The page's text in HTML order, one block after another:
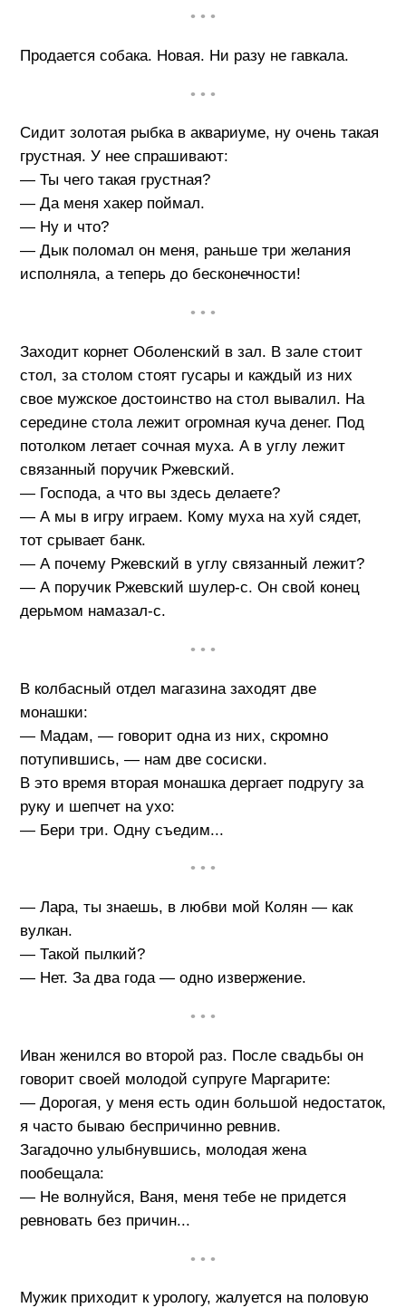
• • •
Продается собака. Новая. Ни разу не гавкала.
• • •
Сидит золотая рыбка в аквариуме, ну очень такая
грустная. У нее спрашивают:
— Ты чего такая грустная?
— Да меня хакер поймал.
— Ну и что?
— Дык поломал он меня, раньше три желания
исполняла, а теперь до бесконечности!
• • •
Заходит корнет Оболенский в зал. В зале стоит
стол, за столом стоят гусары и каждый из них
свое мужское достоинство на стол вывалил. На
середине стола лежит огромная куча денег. Под
потолком летает сочная муха. А в углу лежит
связанный поручик Ржевский.
— Господа, а что вы здесь делаете?
— А мы в игру играем. Кому муха на хуй сядет,
тот срывает банк.
— А почему Ржевский в углу связанный лежит?
— А поручик Ржевский шулер-с. Он свой конец
дерьмом намазал-с.
• • •
В колбасный отдел магазина заходят две
монашки:
— Мадам, — говорит одна из них, скромно
потупившись, — нам две сосиски.
В это время вторая монашка дергает подругу за
руку и шепчет на ухо:
— Бери три. Одну съедим...
• • •
— Лара, ты знаешь, в любви мой Колян — как
вулкан.
— Такой пылкий?
— Нет. За два года — одно извержение.
• • •
Иван женился во второй раз. После свадьбы он
говорит своей молодой супруге Маргарите:
— Дорогая, у меня есть один большой недостаток,
я часто бываю беспричинно ревнив.
Загадочно улыбнувшись, молодая жена
пообещала:
— Не волнуйся, Ваня, меня тебе не придется
ревновать без причин...
• • •
Мужик приходит к урологу, жалуется на половую